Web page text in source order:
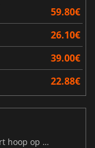
59.80€
26.10€
39.00€
22.88€
Steam Frame-prijs lekt uit en verplettert hoop op betaalbare VR